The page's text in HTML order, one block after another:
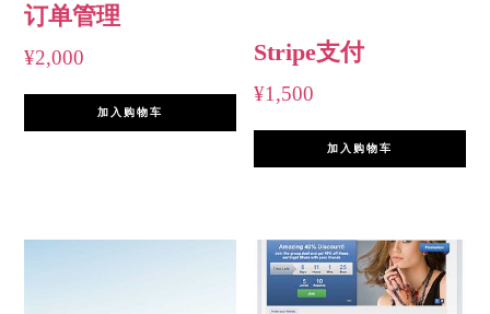
订单管理
¥2,000
加入购物车
Stripe支付
¥1,500
加入购物车